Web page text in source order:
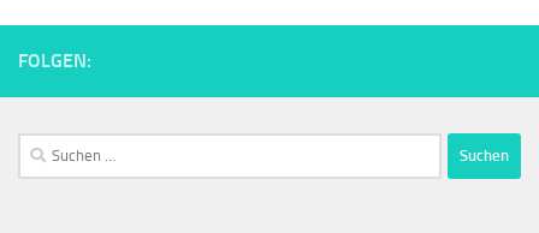
FOLGEN:
Suchen
nach: